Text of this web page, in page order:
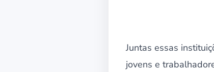
Juntas essas
jovens e